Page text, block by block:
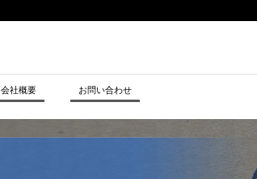
会社概要 お問い合わせ